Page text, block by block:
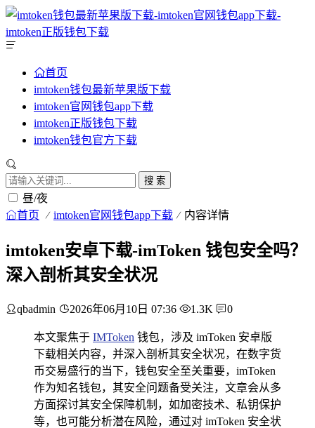
首页
imtoken钱包最新苹果版下载
imtoken官网钱包app下载
imtoken正版钱包下载
imtoken钱包官方下载
搜 索
昼/夜
首页 imtoken官网钱包app下载 内容详情
imtoken安卓下载-imToken 钱包安全吗？
深入剖析其安全状况
qbadmin 2026年06月10日 07:36 1.3K 0
本文聚焦于 IMToken 钱包，涉及 imToken 安卓版
下载相关内容，并深入剖析其安全状况，在数字货
币交易盛行的当下，钱包安全至关重要，imToken
作为知名钱包，其安全问题备受关注，文章会从多
方面探讨其安全保障机制，如加密技术、私钥保护
等，也可能分析潜在风险，通过对 imToken 安全状